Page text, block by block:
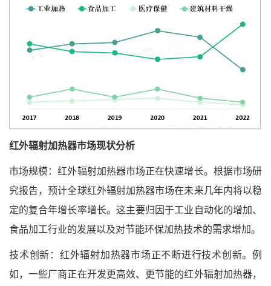
红外辐射加热器市场现状分析
市场规模：红外辐射加热器市场正在快速增长。根据市场研
究报告，预计全球红外辐射加热器市场在未来几年内将以稳
定的复合年增长率增长。这主要归因于工业自动化的增加、
食品加工行业的发展以及对节能环保加热技术的需求增加。
技术创新：红外辐射加热器市场正不断进行技术创新。例
如，一些厂商正在开发更高效、更节能的红外辐射加热器，